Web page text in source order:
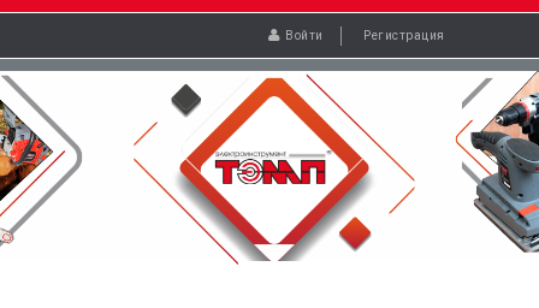
Войти Регистрация